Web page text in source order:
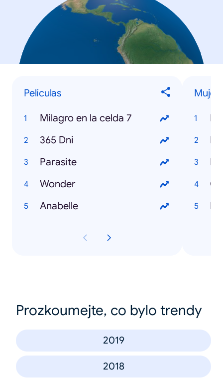
Películas
Milagro en la celda 7
365 Dni
Parasite
Wonder
Anabelle
Prozkoumejte, co bylo trendy
2019
2018